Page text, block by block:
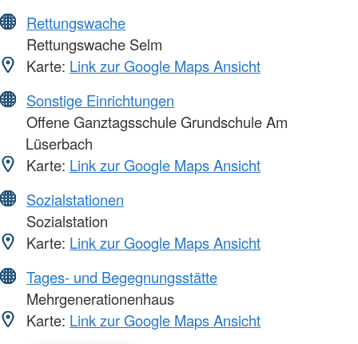
Rettungswache
Rettungswache Selm
Karte: Link zur Google Maps Ansicht
Sonstige Einrichtungen
Offene Ganztagsschule Grundschule Am
Lüserbach
Karte: Link zur Google Maps Ansicht
Sozialstationen
Sozialstation
Karte: Link zur Google Maps Ansicht
Tages- und Begegnungsstätte
Mehrgenerationenhaus
Karte: Link zur Google Maps Ansicht